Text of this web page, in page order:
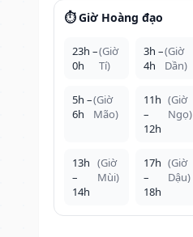
⏱️ Giờ Hoàng đạo
23h –
0h
(Giờ
Tí)
3h –
4h
(Giờ
Dần)
5h –
6h
(Giờ
Mão)
11h
–
12h
(Giờ
Ngọ)
13h
–
14h
(Giờ
Mùi)
17h
–
18h
(Giờ
Dậu)